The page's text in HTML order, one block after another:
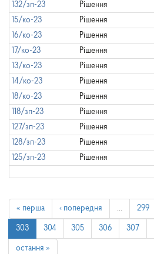
132/зп-23
Рішення
15/ко-23
Рішення
16/ко-23
Рішення
17/ко-23
Рішення
13/ко-23
Рішення
14/ко-23
Рішення
18/ко-23
Рішення
118/зп-23
Рішення
127/зп-23
Рішення
128/зп-23
Рішення
125/зп-23
Рішення
« перша ‹ попередня … 299
303 304 305 306 307
остання »